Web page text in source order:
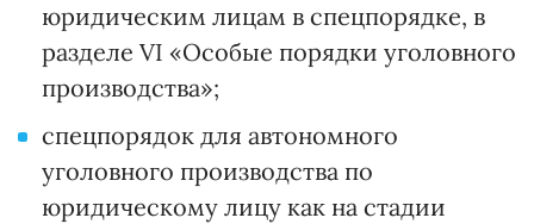
юридическим лицам в спецпорядке, в
разделе VI «Особые порядки уголовного
производства»;
спецпорядок для автономного
уголовного производства по
юридическому лицу как на стадии